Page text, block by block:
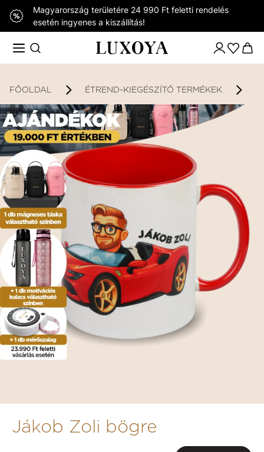
Magyarország területére 24 990 Ft feletti rendelés
esetén ingyenes a kiszállítás!
FŐOLDAL ÉTREND-KIEGÉSZÍTŐ TERMÉKEK
Jákob Zoli bögre